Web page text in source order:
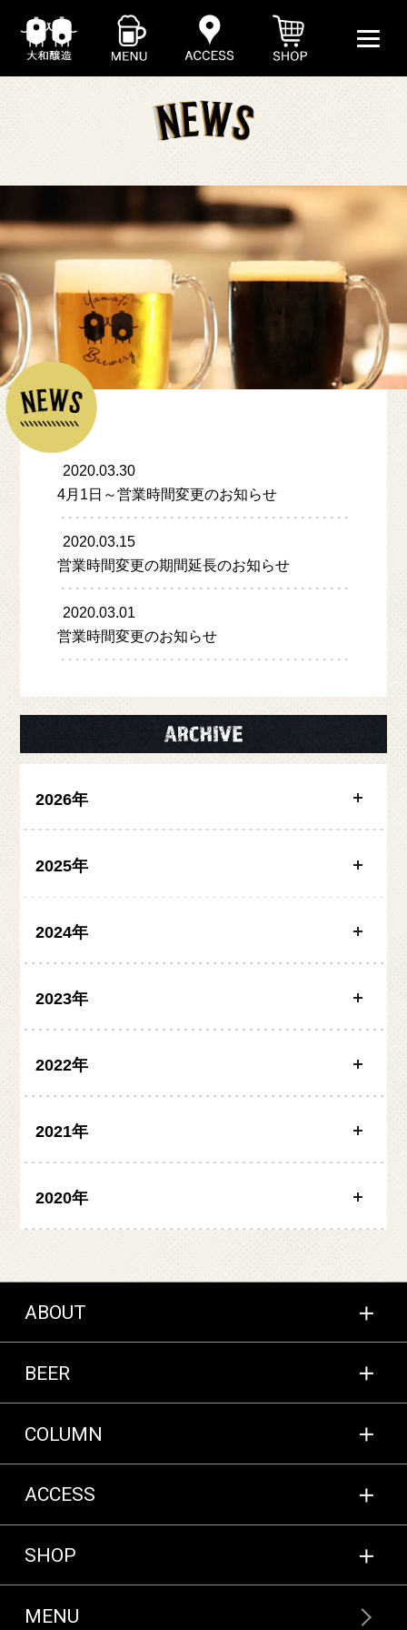
ABOUT
BEER
SHOP
ACCESS
NEWS
ENGLISH MENU
ONLINE SHOP
YAMATO Brewery
2020.03.30
4月1日～営業時間変更のお知らせ
2020.03.15
営業時間変更の期間延長のお知らせ
2020.03.01
営業時間変更のお知らせ
2026年
2025年
2024年
2023年
2022年
2021年
2020年
ABOUT
BEER
COLUMN
ACCESS
SHOP
MENU